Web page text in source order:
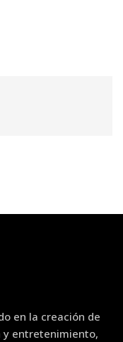
en la creación de
y entretenimiento,